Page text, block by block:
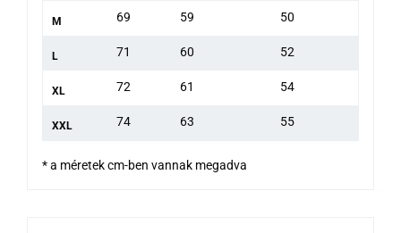
M 69 59 50
L 71 60 52
XL 72 61 54
XXL 74 63 55
* a méretek cm-ben vannak megadva